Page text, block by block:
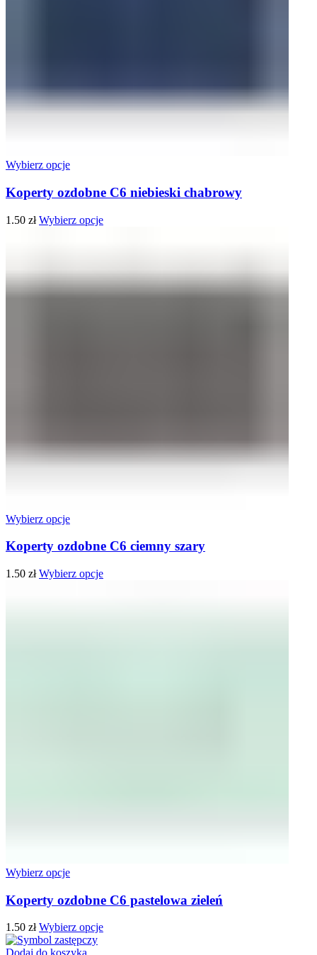
Wybierz opcje
Koperty ozdobne C6 niebieski chabrowy
1.50 zł Wybierz opcje
Wybierz opcje
Koperty ozdobne C6 ciemny szary
1.50 zł Wybierz opcje
Wybierz opcje
Koperty ozdobne C6 pastelowa zieleń
1.50 zł Wybierz opcje